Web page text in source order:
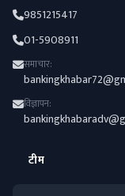
9851215417
01-5908911
समाचार:
विज्ञापन:
टीम